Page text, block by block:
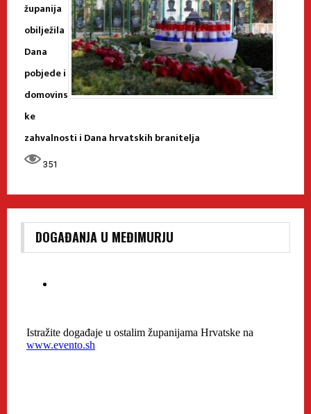
županija
obilježila
Dana
pobjede i
domovins
ke
zahvalnosti i Dana hrvatskih branitelja
351
DOGAĐANJA U MEĐIMURJU